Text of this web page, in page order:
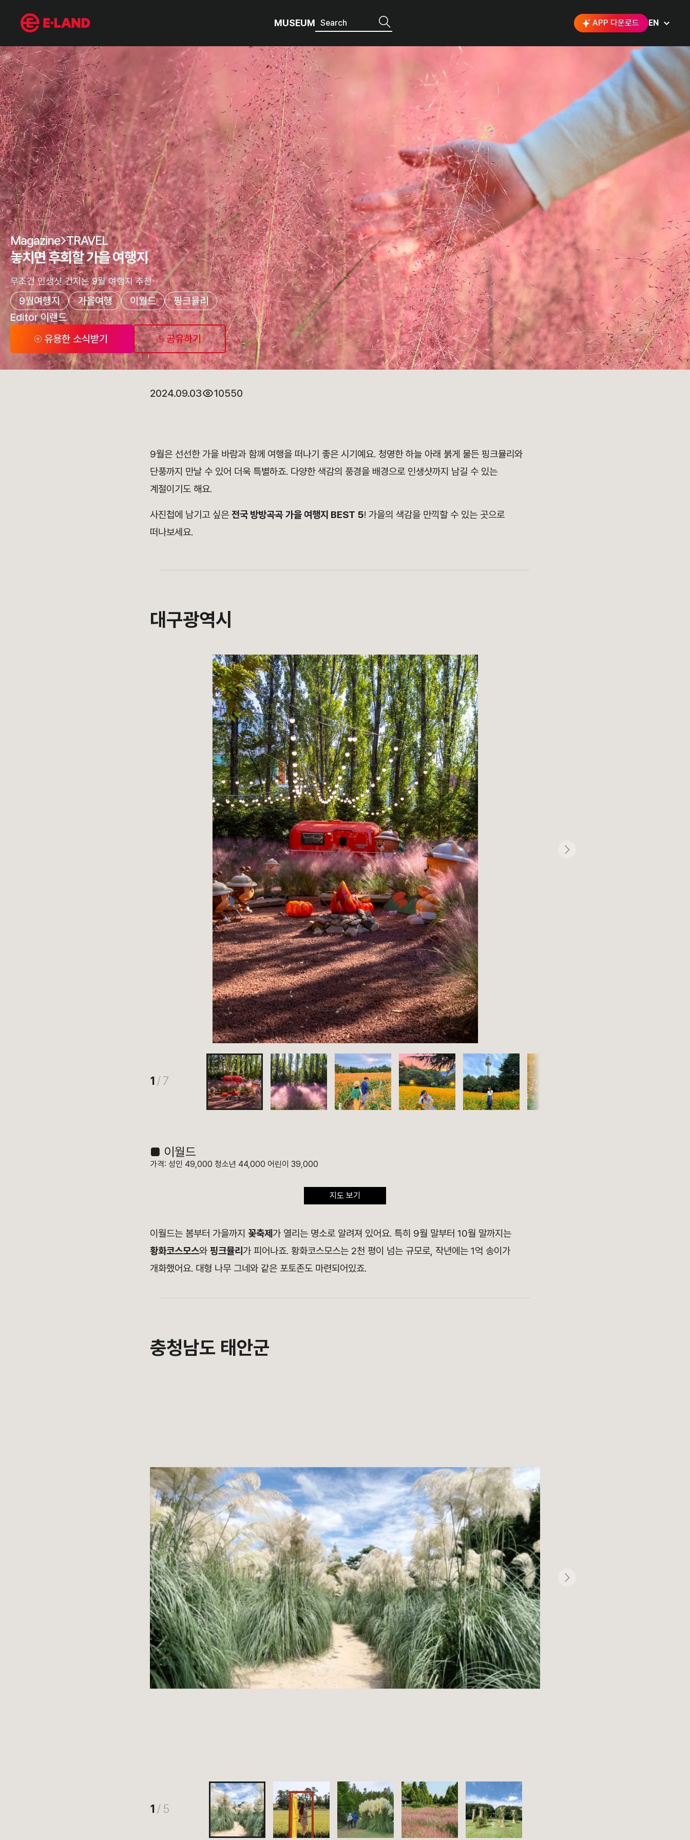
MUSEUM APP 다운로드 EN
무조건 인생샷 건지는 9월 여행지 추천
매거진 상세보기
Magazine TRAVEL
놓치면 후회할 가을 여행지
무조건 인생샷 건지는 9월 여행지 추천
9월여행지 가을여행 이월드
핑크뮬리
Editor 이랜드
유용한 소식받기
공유하기
2024.09.03 10550
9월은 선선한 가을 바람과 함께 여행을 떠나기 좋은 시기예요. 청명한 하늘 아래 붉게 물든 핑크뮬리와
단풍까지 만날 수 있어 더욱 특별하죠. 다양한 색감의 풍경을 배경으로 인생샷까지 남길 수 있는
계절이기도 해요.
사진첩에 남기고 싶은 전국 방방곡곡 가을 여행지 BEST 5! 가을의 색감을 만끽할 수 있는 곳으로
떠나보세요.
대구광역시
1 / 7
■ 이월드
가격: 성인 49,000 청소년 44,000 어린이 39,000
지도 보기
이월드는 봄부터 가을까지 꽃축제가 열리는 명소로 알려져 있어요. 특히 9월 말부터 10월 말까지 는
황화코스모스와 핑크뮬리가 피어나죠. 황화코스모스는 2천 평이 넘는 규모로, 작년에는 1억 송이 가
개화했어요. 대형 나무 그네와 같은 포토존도 마련되어있죠.
충청남도 태안군
1 / 5